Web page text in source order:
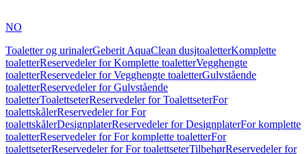
NO
Toaletter og urinalerGeberit AquaClean dusjtoaletterKomplette
toaletterReservedeler for Komplette toaletterVegghengte
toaletterReservedeler for Vegghengte toaletterGulvstående
toaletterReservedeler for Gulvstående
toaletterToalettseterReservedeler for ToalettseterFor
toalettskålerReservedeler for For
toalettskålerDesignplaterReservedeler for DesignplaterFor komplette
toaletterReservedeler for For komplette toaletterFor
toalettseterReservedeler for For toalettseterTilbehørReservedeler for